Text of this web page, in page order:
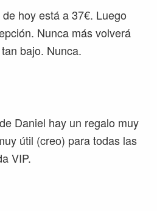
hoy está a 37€. Luego
Nunca más volverá
bajo. Nunca.
Daniel hay un regalo muy
útil (creo) para todas las
VIP.